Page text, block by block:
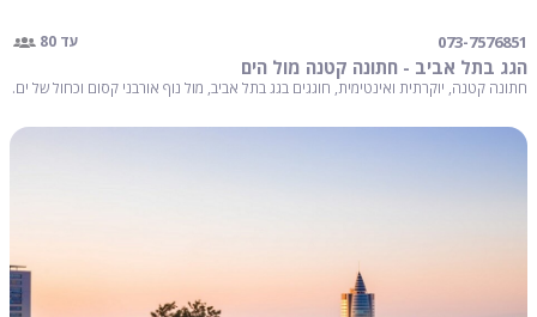
073-7576851 עד 80
הגג בתל אביב - חתונה קטנה מול הים
חתונה קטנה, יוקרתית ואינטימית, חוגגים בגג בתל אביב, מול נוף אורבני קסום וכחול של ים.